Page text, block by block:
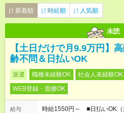
新着順 時給順 人気順
未読
【土日だけで月9.9万円】
齢不問＆日払いOK
派遣 職種未経験OK 社会人未経験OK
WEB登録・面接OK
給与
時給1550円～ ■日払いOK